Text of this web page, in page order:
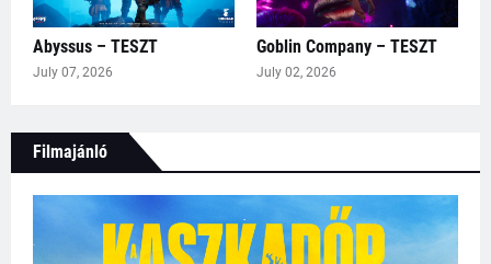
Abyssus – TESZT
July 07, 2026
Goblin Company – TESZT
July 02, 2026
Filmajánló